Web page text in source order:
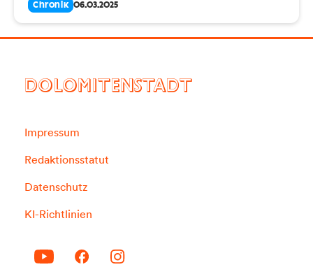
Chronik 06.03.2025
DOLOMITENSTADT
Impressum
Redaktionsstatut
Datenschutz
KI-Richtlinien